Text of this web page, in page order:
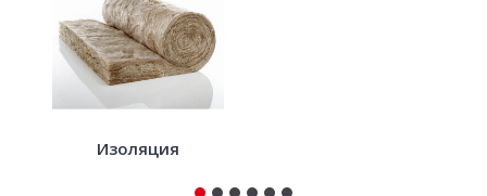
Изоляция